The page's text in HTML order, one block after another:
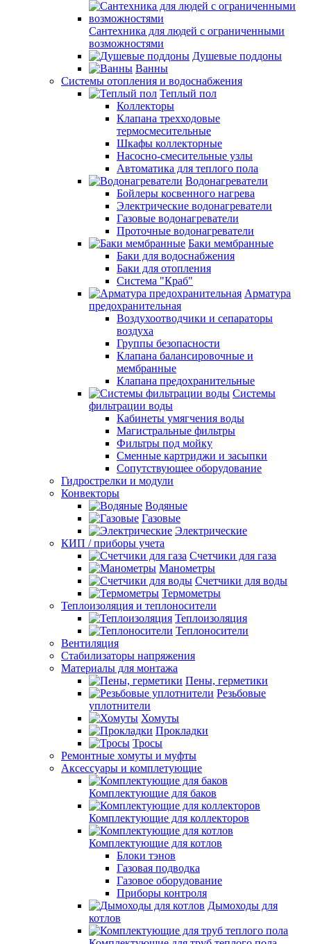
Сантехника для людей с ограниченными
возможностями
Душевые поддоны
Ванны
Системы отопления и водоснабжения
Теплый пол
Коллекторы
Клапана трехходовые
термосмесительные
Шкафы коллекторные
Насосно-смесительные узлы
Автоматика для теплого пола
Водонагреватели
Бойлеры косвенного нагрева
Электрические водонагреватели
Газовые водонагреватели
Проточные водонагреватели
Баки мембранные
Баки для водоснабжения
Баки для отопления
Система "Краб"
Арматура
предохранительная
Воздухоотводчики и сепараторы
воздуха
Группы безопасности
Клапана балансировочные и
мембранные
Клапана предохранительные
Системы
фильтрации воды
Кабинеты умягчения воды
Магистральные фильтры
Фильтры под мойку
Сменные картриджи и засыпки
Сопутствующее оборудование
Гидрострелки и модули
Конвекторы
Водяные
Газовые
Электрические
КИП / приборы учета
Счетчики для газа
Манометры
Счетчики для воды
Термометры
Теплоизоляция и теплоносители
Теплоизоляция
Теплоносители
Вентиляция
Стабилизаторы напряжения
Материалы для монтажа
Пены, герметики
Резьбовые
уплотнители
Хомуты
Прокладки
Тросы
Ремонтные хомуты и муфты
Аксессуары и комплетующие
Комплектующие для баков
Комплектующие для коллекторов
Комплектующие для котлов
Блоки тэнов
Газовая подводка
Газовое оборудование
Приборы контроля
Дымоходы для
котлов